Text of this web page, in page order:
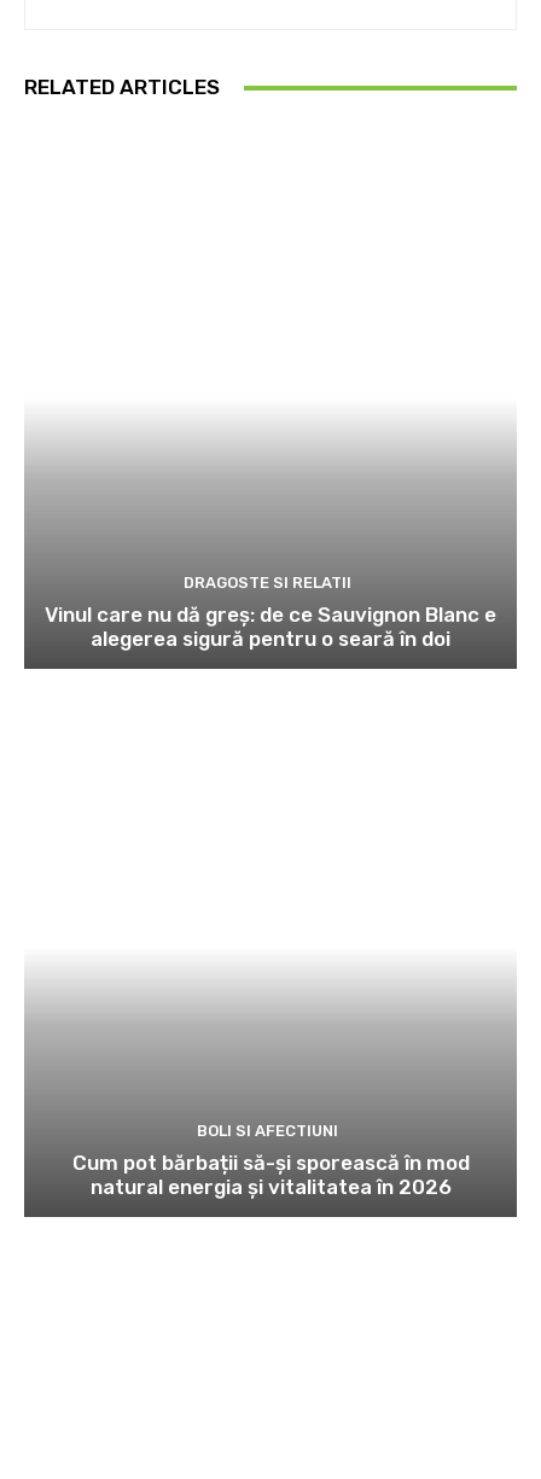
RELATED ARTICLES
DRAGOSTE SI RELATII
Vinul care nu dă greș: de ce Sauvignon Blanc e
alegerea sigură pentru o seară în doi
BOLI SI AFECTIUNI
Cum pot bărbații să-și sporească în mod
natural energia și vitalitatea în 2026